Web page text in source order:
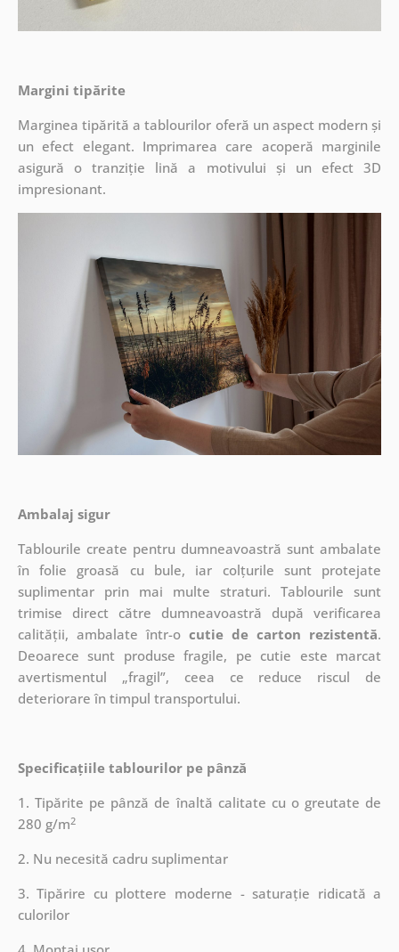
Margini tipărite
Marginea tipărită a tablourilor oferă un aspect modern și
un efect elegant. Imprimarea care acoperă marginile
asigură o tranziție lină a motivului și un efect 3D
impresionant.
Ambalaj sigur
Tablourile create pentru dumneavoastră sunt ambalate
în folie groasă cu bule, iar colțurile sunt protejate
suplimentar prin mai multe straturi. Tablourile sunt
trimise direct către dumneavoastră după verificarea
calității, ambalate într-o cutie de carton rezistentă.
Deoarece sunt produse fragile, pe cutie este marcat
avertismentul „fragil”, ceea ce reduce riscul de
deteriorare în timpul transportului.
Specificațiile tablourilor pe pânză
1. Tipărite pe pânză de înaltă calitate cu o greutate de
280 g/m2
2. Nu necesită cadru suplimentar
3. Tipărire cu plottere moderne - saturație ridicată a
culorilor